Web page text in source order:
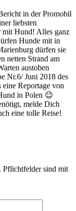
in der Promobil
liebsten
mit Hund! Alles ganz
Hunde mit in
dürfen sie
netten Strand am
austoben
Nr.6/ Juni 2018 des
eine Reportage von
in Polen 😉
melde Dich
eine tolle Reise!
sind mit